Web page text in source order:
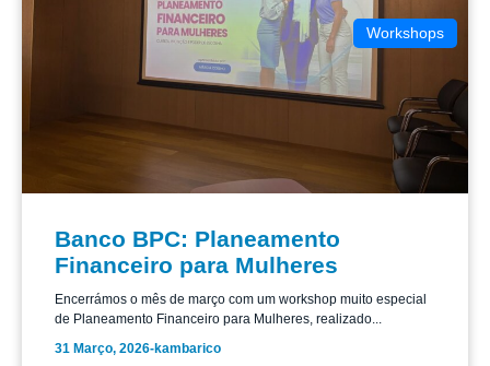
Workshops
Banco BPC: Planeamento
Financeiro para Mulheres
Encerrámos o mês de março com um workshop muito especial
de Planeamento Financeiro para Mulheres, realizado...
31 Março, 2026-kambarico